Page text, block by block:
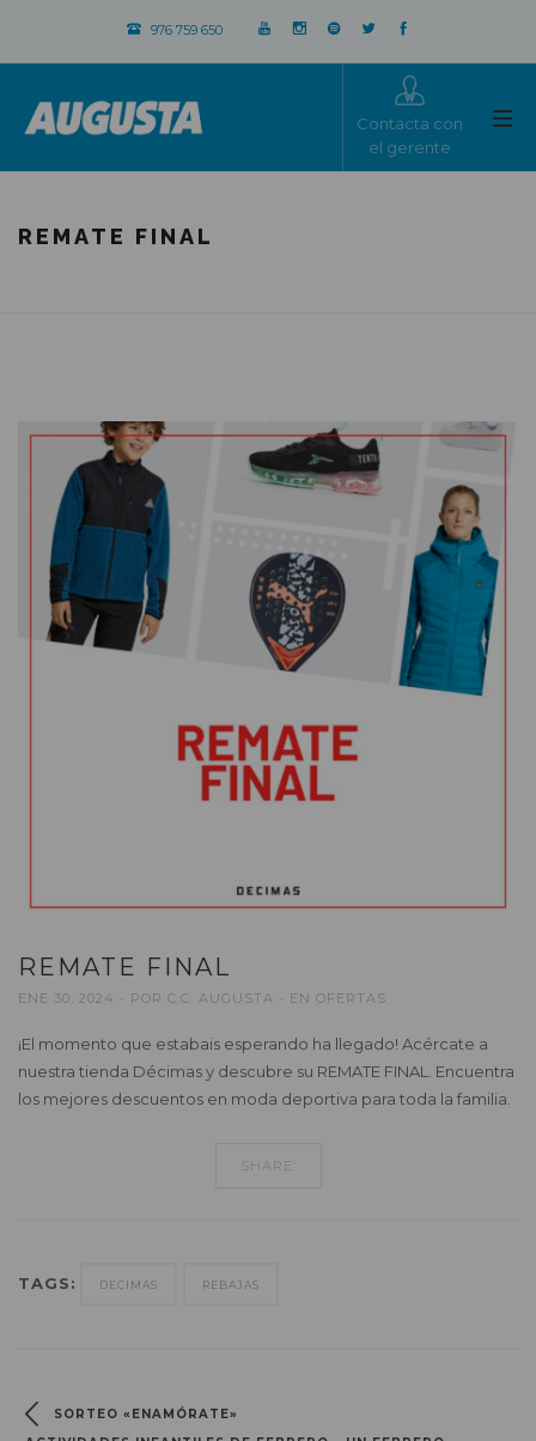
976 759 650
Contacta con
el gerente
REMATE FINAL
REMATE FINAL
ENE 30, 2024 POR C.C. AUGUSTA EN OFERTAS
¡El momento que estabais esperando ha llegado! Acércate a
nuestra tienda Décimas y descubre su REMATE FINAL. Encuentra
los mejores descuentos en moda deportiva para toda la familia.
SHARE:
TAGS: DECIMAS REBAJAS
SORTEO «ENAMÓRATE»